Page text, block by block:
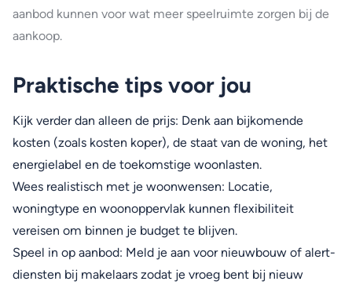
aanbod kunnen voor wat meer speelruimte zorgen bij de
aankoop.
Praktische tips voor jou
Kijk verder dan alleen de prijs: Denk aan bijkomende
kosten (zoals kosten koper), de staat van de woning, het
energielabel en de toekomstige woonlasten.
Wees realistisch met je woonwensen: Locatie,
woningtype en woonoppervlak kunnen flexibiliteit
vereisen om binnen je budget te blijven.
Speel in op aanbod: Meld je aan voor nieuwbouw of alert-
diensten bij makelaars zodat je vroeg bent bij nieuw